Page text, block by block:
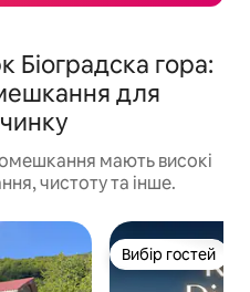
Біоградска гора:
для
мають високі
чистоту та інше.
Вибір гостей
Вибір гостей